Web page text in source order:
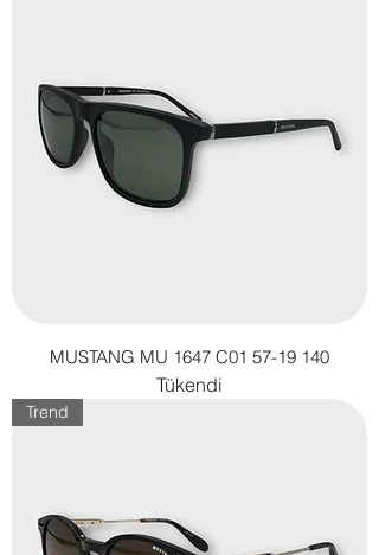
MUSTANG MU 1647 C01 57-19 140
Tükendi
Trend